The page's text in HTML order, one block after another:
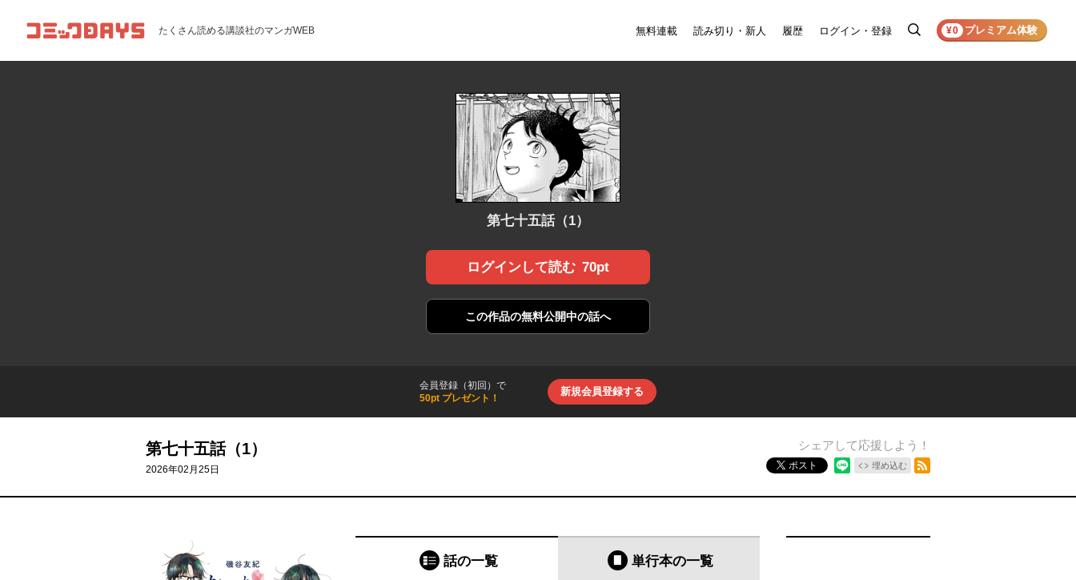
コミックDAYS たくさん読める講談社のマンガWEB 無料連載 読み切り・新人 履歴 ログイン・登録
検
¥0 プレミアム体験
第七十五話（1）
ログインして読む 70pt
この作品の無料公開中の話へ
会員登録（初回）で
50pt プレゼント！
新規会員登録する
第七十五話（1）
2026年02月25日
シェアして応援しよう！
ポスト 埋め込む
話の一覧 単行本の一覧